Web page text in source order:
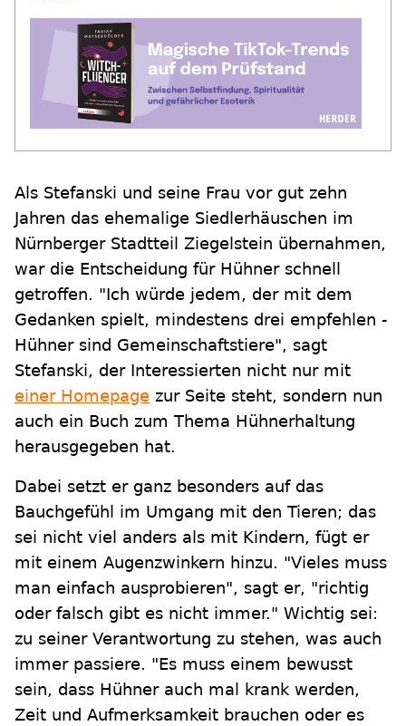
Als Stefanski und seine Frau vor gut zehn
Jahren das ehemalige Siedlerhäuschen im
Nürnberger Stadtteil Ziegelstein übernahmen,
war die Entscheidung für Hühner schnell
getroffen. "Ich würde jedem, der mit dem
Gedanken spielt, mindestens drei empfehlen -
Hühner sind Gemeinschaftstiere", sagt
Stefanski, der Interessierten nicht nur mit
einer Homepage zur Seite steht, sondern nun
auch ein Buch zum Thema Hühnerhaltung
herausgegeben hat.
Dabei setzt er ganz besonders auf das
Bauchgefühl im Umgang mit den Tieren; das
sei nicht viel anders als mit Kindern, fügt er
mit einem Augenzwinkern hinzu. "Vieles muss
man einfach ausprobieren", sagt er, "richtig
oder falsch gibt es nicht immer." Wichtig sei:
zu seiner Verantwortung zu stehen, was auch
immer passiere. "Es muss einem bewusst
sein, dass Hühner auch mal krank werden,
Zeit und Aufmerksamkeit brauchen oder es